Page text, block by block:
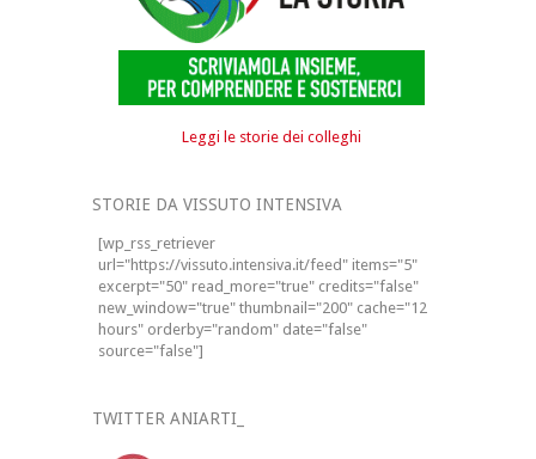
Leggi le storie dei colleghi
STORIE DA VISSUTO INTENSIVA
[wp_rss_retriever
url="https://vissuto.intensiva.it/feed" items="5"
excerpt="50" read_more="true" credits="false"
new_window="true" thumbnail="200" cache="12
hours" orderby="random" date="false"
source="false"]
TWITTER ANIARTI_